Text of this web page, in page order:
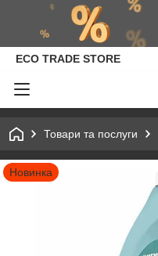
ECO TRADE STORE
Товари та послуги
Новинка